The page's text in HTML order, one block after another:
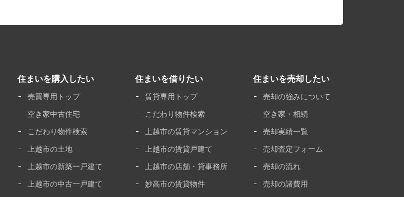
住まいを購入したい
売買専用トップ
空き家中古住宅
こだわり物件検索
上越市の土地
上越市の新築一戸建て
上越市の中古一戸建て
住まいを借りたい
賃貸専用トップ
こだわり物件検索
上越市の賃貸マンション
上越市の賃貸戸建て
上越市の店舗・貸事務所
妙高市の賃貸物件
住まいを売却したい
売却の強みについて
空き家・相続
売却実績一覧
売却査定フォーム
売却の流れ
売却の諸費用